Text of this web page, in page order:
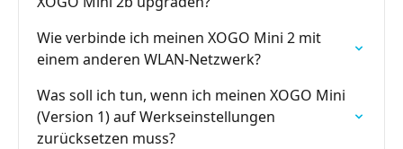
Wie verbinde ich meinen XOGO Mini 2 mit
einem anderen WLAN-Netzwerk?
Was soll ich tun, wenn ich meinen XOGO Mini
(Version 1) auf Werkseinstellungen
zurücksetzen muss?